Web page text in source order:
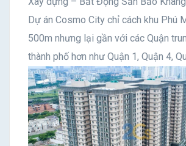
Dự án Cosmo City chỉ cách khu Phú
500m nhưng lại gần với các Quận
thành phố hơn như Quận 1, Quận 4,